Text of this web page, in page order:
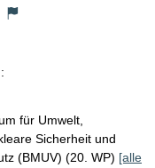
für Umwelt,
Sicherheit und
(BMUV) (20. WP) [alle